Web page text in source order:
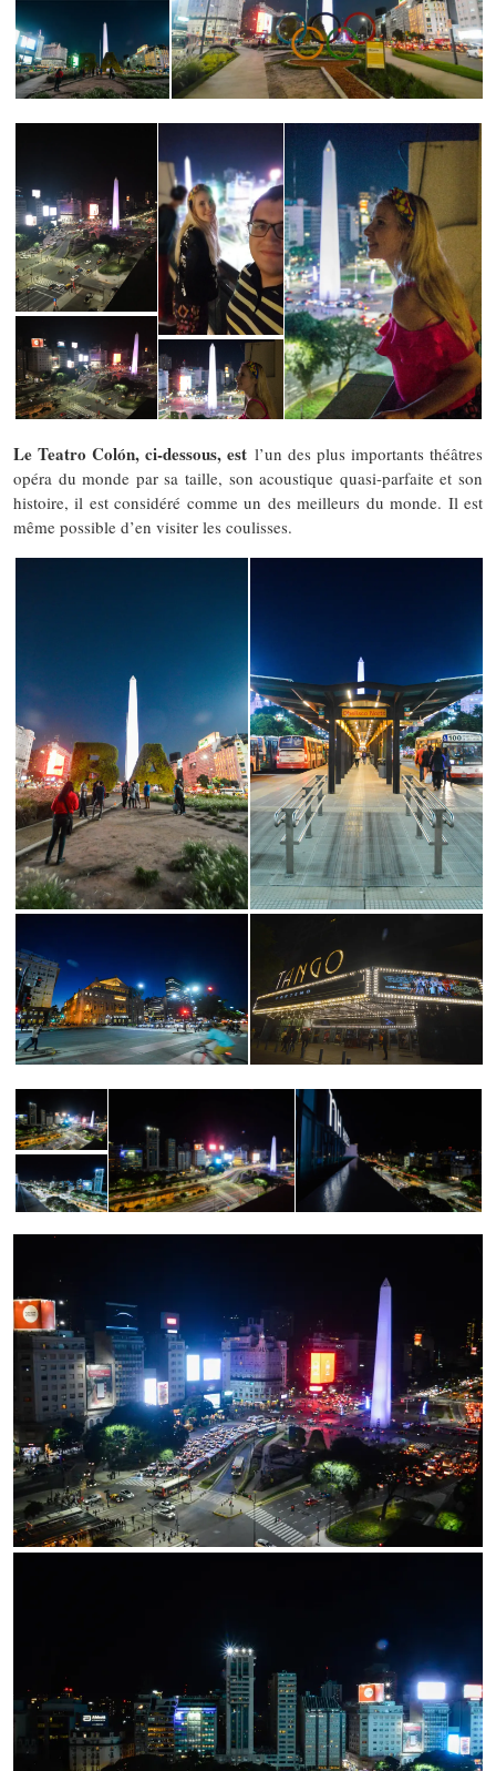
Le Teatro Colón, ci-dessous, est l’un des plus importants théâtres
opéra du monde par sa taille, son acoustique quasi-parfaite et son
histoire, il est considéré comme un des meilleurs du monde. Il est
même possible d’en visiter les coulisses.